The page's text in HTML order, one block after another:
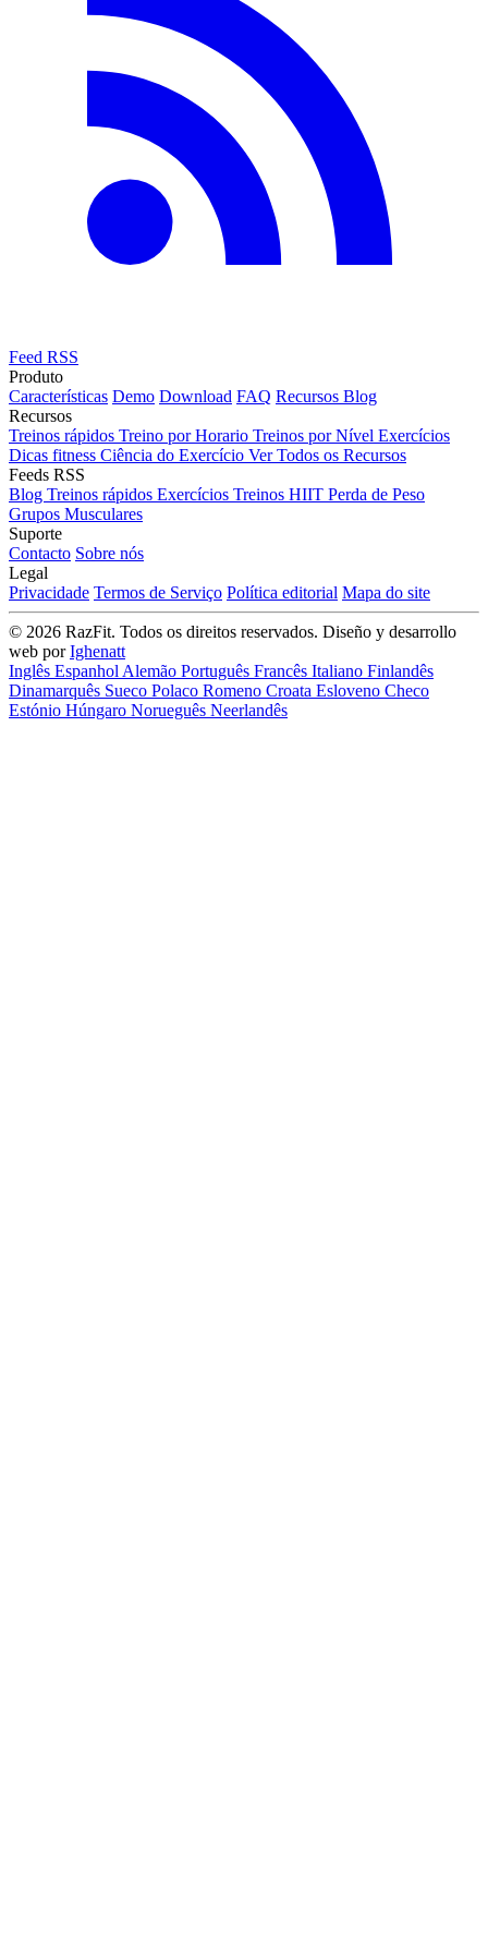
Feed RSS
Produto
Características Demo Download FAQ Recursos Blog
Recursos
Treinos rápidos Treino por Horario Treinos por Nível Exercícios
Dicas fitness Ciência do Exercício Ver Todos os Recursos
Feeds RSS
Blog Treinos rápidos Exercícios Treinos HIIT Perda de Peso
Grupos Musculares
Suporte
Contacto Sobre nós
Legal
Privacidade Termos de Serviço Política editorial Mapa do site
© 2026 RazFit. Todos os direitos reservados. Diseño y desarrollo
web porIghenatt
Inglês EspanholAlemão Português Francês Italiano Finlandês
Dinamarquês Sueco Polaco Romeno Croata Esloveno Checo
Estónio Húngaro Norueguês Neerlandês